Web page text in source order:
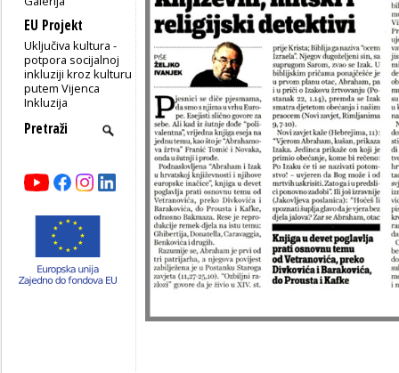
EU Projekt
Uključiva kultura -
potpora socijalnoj
inkluziji kroz kulturu
putem Vijenca
Inkluzija